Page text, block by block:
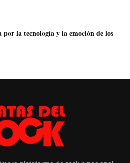
la tecnología y la emoción de los